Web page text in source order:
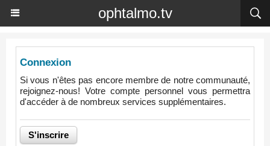
ophtalmo.tv
Connexion
Si vous n'êtes pas encore membre de notre communauté,
rejoignez-nous! Votre compte personnel vous permettra
d'accéder à de nombreux services supplémentaires.